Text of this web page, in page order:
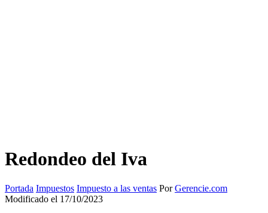
Redondeo del Iva
Portada Impuestos Impuesto a las ventas PorGerencie.com
Modificado el 17/10/2023